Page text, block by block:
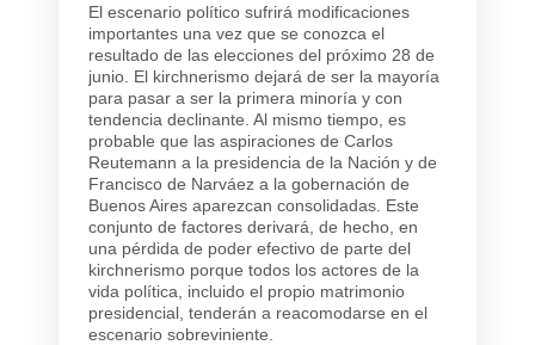
El escenario político sufrirá modificaciones
importantes una vez que se conozca el
resultado de las elecciones del próximo 28 de
junio. El kirchnerismo dejará de ser la mayoría
para pasar a ser la primera minoría y con
tendencia declinante. Al mismo tiempo, es
probable que las aspiraciones de Carlos
Reutemann a la presidencia de la Nación y de
Francisco de Narváez a la gobernación de
Buenos Aires aparezcan consolidadas. Este
conjunto de factores derivará, de hecho, en
una pérdida de poder efectivo de parte del
kirchnerismo porque todos los actores de la
vida política, incluido el propio matrimonio
presidencial, tenderán a reacomodarse en el
escenario sobreviniente.